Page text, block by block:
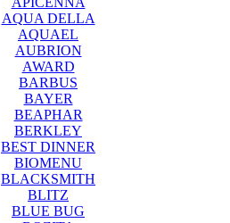
AQUA DELLA
AQUAEL
AUBRION
AWARD
BARBUS
BAYER
BEAPHAR
BERKLEY
BEST DINNER
BIOMENU
BLACKSMITH
BLITZ
BLUE BUG